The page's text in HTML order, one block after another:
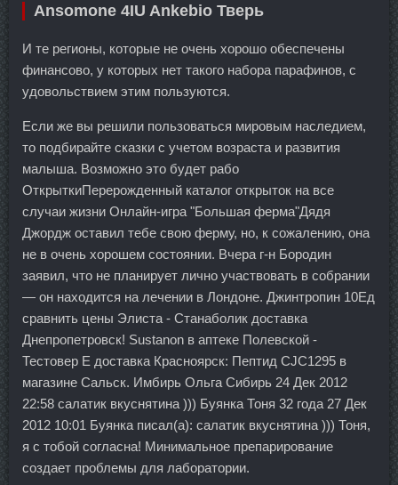
Ansomone 4IU Ankebio Тверь
И те регионы, которые не очень хорошо обеспечены
финансово, у которых нет такого набора парафинов, с
удовольствием этим пользуются.
Если же вы решили пользоваться мировым наследием,
то подбирайте сказки с учетом возраста и развития
малыша. Возможно это будет рабо
ОткрыткиПерерожденный каталог открыток на все
случаи жизни Онлайн-игра "Большая ферма"Дядя
Джордж оставил тебе свою ферму, но, к сожалению, она
не в очень хорошем состоянии. Вчера г-н Бородин
заявил, что не планирует лично участвовать в собрании
— он находится на лечении в Лондоне. Джинтропин 10Ед
сравнить цены Элиста - Станаболик доставка
Днепропетровск! Sustanon в аптеке Полевской -
Тестовер Е доставка Красноярск: Пептид CJC1295 в
магазине Сальск. Имбирь Ольга Сибирь 24 Дек 2012
22:58 салатик вкуснятина ))) Буянка Тоня 32 года 27 Дек
2012 10:01 Буянка писал(а): салатик вкуснятина ))) Тоня,
я с тобой согласна! Минимальное препарирование
создает проблемы для лаборатории.